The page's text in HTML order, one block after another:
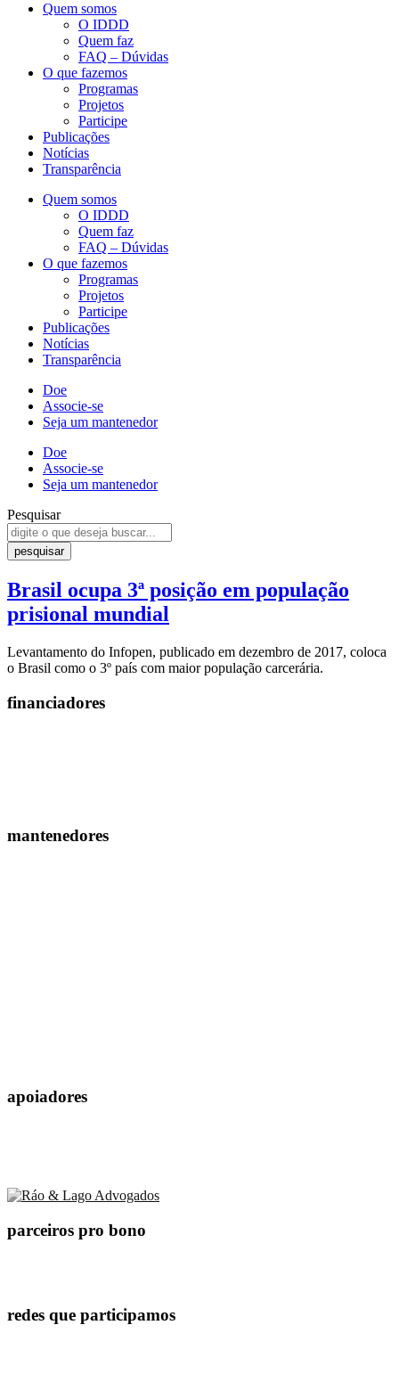
Quem somos
O IDDD
Quem faz
FAQ – Dúvidas
O que fazemos
Programas
Projetos
Participe
Publicações
Notícias
Transparência
Quem somos
O IDDD
Quem faz
FAQ – Dúvidas
O que fazemos
Programas
Projetos
Participe
Publicações
Notícias
Transparência
Doe
Associe-se
Seja um mantenedor
Doe
Associe-se
Seja um mantenedor
Pesquisar
pesquisar
Brasil ocupa 3ª posição em população
prisional mundial
Levantamento do Infopen, publicado em dezembro de 2017, coloca
o Brasil como o 3º país com maior população carcerária.
financiadores
mantenedores
apoiadores
parceiros pro bono
redes que participamos